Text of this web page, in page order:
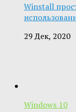
Winstall
29 Дек, 2020
Windows 10